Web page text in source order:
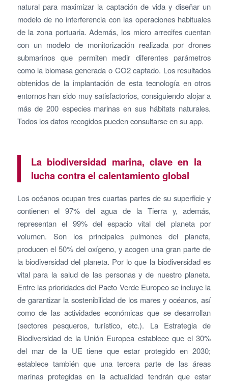
natural para maximizar la captación de vida y diseñar un
modelo de no interferencia con las operaciones habituales
de la zona portuaria. Además, los micro arrecifes cuentan
con un modelo de monitorización realizada por drones
submarinos que permiten medir diferentes parámetros
como la biomasa generada o CO2 captado. Los resultados
obtenidos de la implantación de esta tecnología en otros
entornos han sido muy satisfactorios, consiguiendo alojar a
más de 200 especies marinas en sus hábitats naturales.
Todos los datos recogidos pueden consultarse en su app.
La biodiversidad marina, clave en la
lucha contra el calentamiento global
Los océanos ocupan tres cuartas partes de su superficie y
contienen el 97% del agua de la Tierra y, además,
representan el 99% del espacio vital del planeta por
volumen. Son los principales pulmones del planeta,
producen el 50% del oxígeno, y acogen una gran parte de
la biodiversidad del planeta. Por lo que la biodiversidad es
vital para la salud de las personas y de nuestro planeta.
Entre las prioridades del Pacto Verde Europeo se incluye la
de garantizar la sostenibilidad de los mares y océanos, así
como de las actividades económicas que se desarrollan
(sectores pesqueros, turístico, etc.). La Estrategia de
Biodiversidad de la Unión Europea establece que el 30%
del mar de la UE tiene que estar protegido en 2030;
establece también que una tercera parte de las áreas
marinas protegidas en la actualidad tendrán que estar